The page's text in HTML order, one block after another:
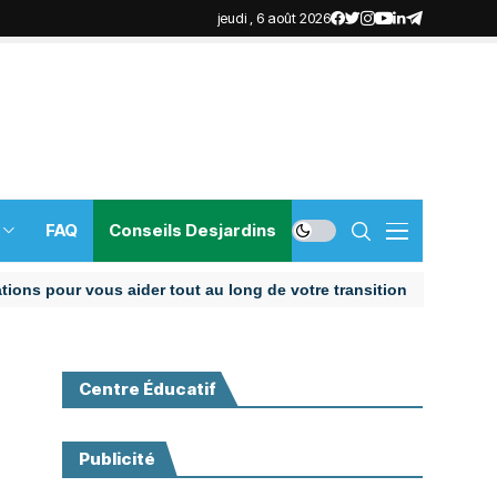
jeudi , 6 août 2026
FAQ Conseils Desjardins
vous aider tout au long de votre transition
Centre Éducatif
Publicité